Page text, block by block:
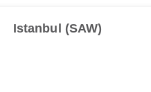
Istanbul (SAW)